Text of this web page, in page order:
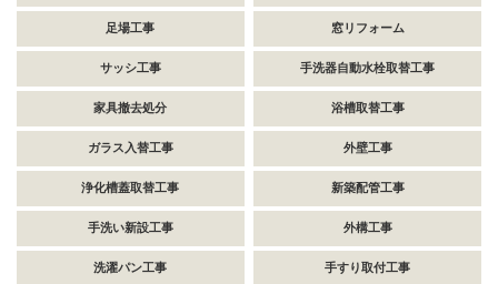
足場工事 窓リフォーム
サッシ工事 手洗器自動水栓取替工事
家具撤去処分 浴槽取替工事
ガラス入替工事 外壁工事
浄化槽蓋取替工事 新築配管工事
手洗い新設工事 外構工事
洗濯パン工事 手すり取付工事